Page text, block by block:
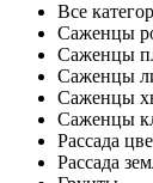
Все
Саженцы
Саженцы
Саженцы
Саженцы
Саженцы
Рассада
Рассада